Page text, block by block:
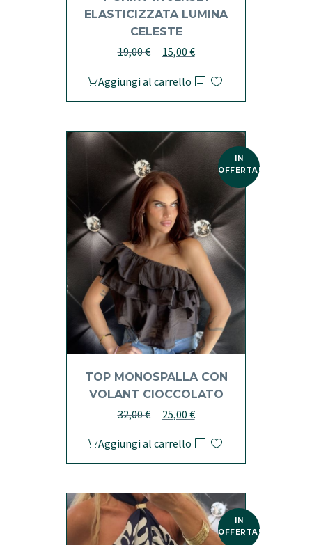
ELASTICIZZATA LUMINA
CELESTE
19,00€
Il
originale
era:
15,00 €
attuale
è:
Aggiungi al carrello
IN
OFFERTA!
TOP MONOSPALLA CON
VOLANT CIOCCOLATO
32,00€
Il
originale
era:
25,00 €
attuale
è:
Aggiungi al carrello
IN
OFFERTA!